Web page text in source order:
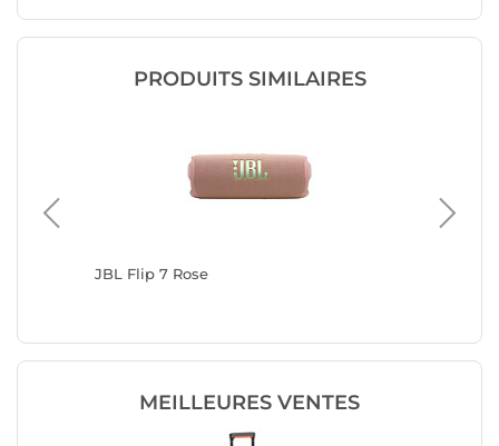
PRODUITS SIMILAIRES
JBL Flip 7 Rose
MEILLEURES VENTES